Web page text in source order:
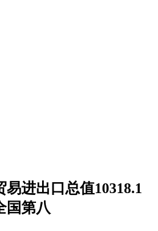
易进出口总值10318.1
国第八